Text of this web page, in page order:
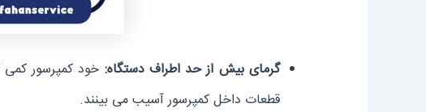
گرمای بیش از حد اطراف دستگاه: خود کمپرسور کمی
قطعات داخل کمپرسور آسیب می بینند.